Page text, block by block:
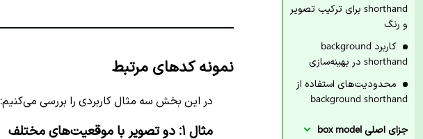
نمونه کدهای مرتبط
در این بخش سه مثال کاربردی را بررسی می‌کنیم:
مثال ۱: دو تصویر با موقعیت‌های مختلف
shorthand برای ترکیب تصویر
و رنگ
کاربرد background
shorthand در بهینه‌سازی
محدودیت‌های استفاده از
background shorthand
جزای اصلی box model